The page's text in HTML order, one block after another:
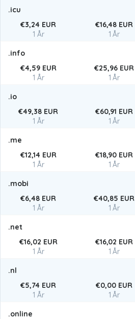
.icu
€3,24 EUR
1 År
€16,48 EUR
1 År
.info
€4,59 EUR
1 År
€25,96 EUR
1 År
.io
€49,38 EUR
1 År
€60,91 EUR
1 År
.me
€12,14 EUR
1 År
€18,90 EUR
1 År
.mobi
€6,48 EUR
1 År
€40,85 EUR
1 År
.net
€16,02 EUR
1 År
€16,02 EUR
1 År
.nl
€5,74 EUR
1 År
€0,00 EUR
1 År
.online